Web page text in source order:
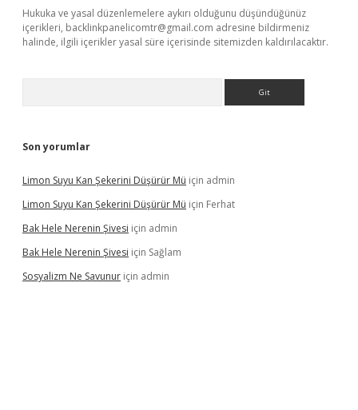
Hukuka ve yasal düzenlemelere aykırı olduğunu düşündüğünüz
içerikleri, backlinkpanelicomtr@gmail.com adresine bildirmeniz
halinde, ilgili içerikler yasal süre içerisinde sitemizden kaldırılacaktır.
Son yorumlar
Limon Suyu Kan Şekerini Düşürür Mü için admin
Limon Suyu Kan Şekerini Düşürür Mü için Ferhat
Bak Hele Nerenin Şivesi için admin
Bak Hele Nerenin Şivesi için Sağlam
Sosyalizm Ne Savunur için admin